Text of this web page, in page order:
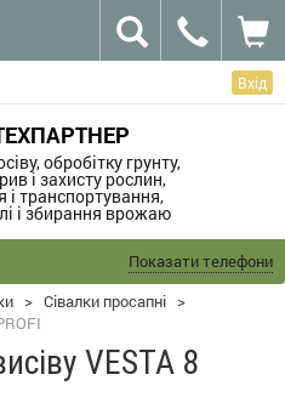
Вхід
обробітку грунту,
і захисту рослин,
транспортування,
і збирання врожаю
Показати телефони
> Сівалки просапні >
VESTA 8